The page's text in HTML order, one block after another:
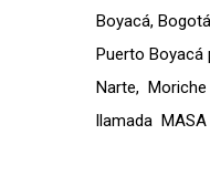
Boyacá,
Puerto
Narte,
llamada